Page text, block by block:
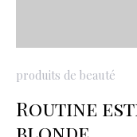
produits de beauté
Routine